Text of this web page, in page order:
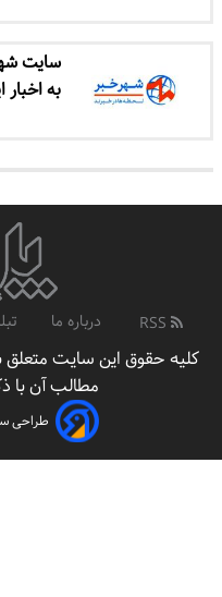
سایت
به اخبار
درباره ما
کلیه حقوق این سایت متعلق
مطالب آن با
طراحی